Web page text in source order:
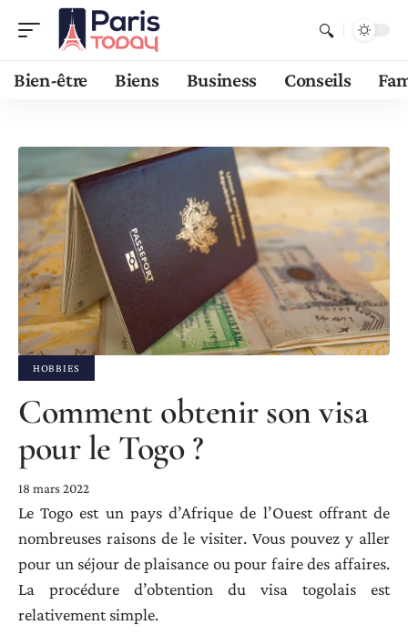
Bien-être Biens Business Conseils
HOBBIES
Comment obtenir son visa
pour le Togo ?
18 mars 2022
Le Togo est un pays d’Afrique de l’Ouest offrant de
nombreuses raisons de le visiter. Vous pouvez y aller
pour un séjour de plaisance ou pour faire des affaires.
La procédure d’obtention du visa togolais est
relativement simple.